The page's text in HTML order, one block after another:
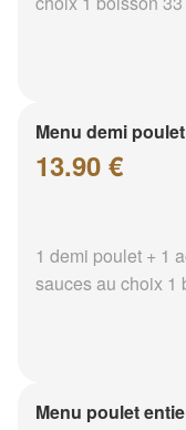
Menu demi poulet
13.90 €
1 demi poulet + 1
sauces au choix 1
Menu poulet